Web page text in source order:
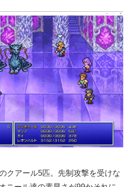
クアール5匹。先制攻撃を受けな